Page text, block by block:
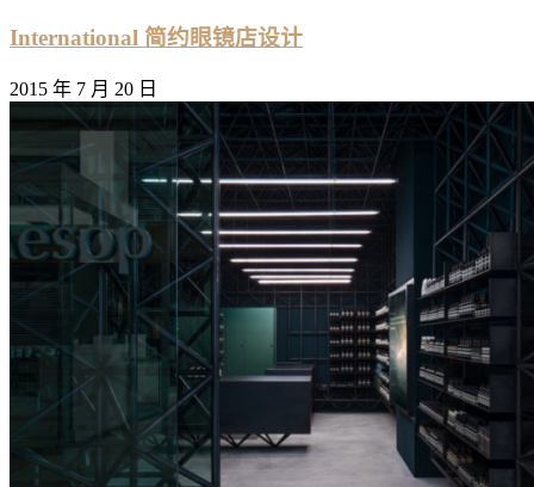
International 简约眼镜店设计
2015 年 7 月 20 日